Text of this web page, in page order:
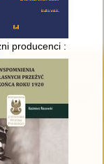
producenci : Studio